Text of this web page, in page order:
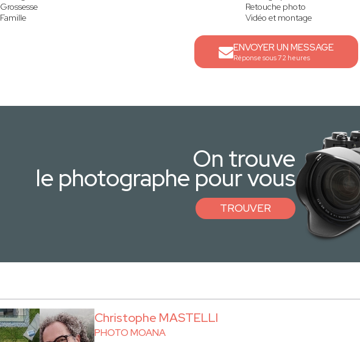
Grossesse
Famille
Retouche photo
Vidéo et montage
ENVOYER UN MESSAGE
Réponse sous 72 heures
On trouve
le photographe pour vous
TROUVER
Christophe MASTELLI
PHOTO MOANA